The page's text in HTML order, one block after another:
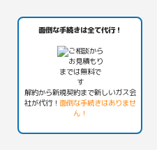
面倒な手続きは全て代行！
解約から新規契約まで新しいガス会
社が代行！ 面倒な手続きはありませ
ん！